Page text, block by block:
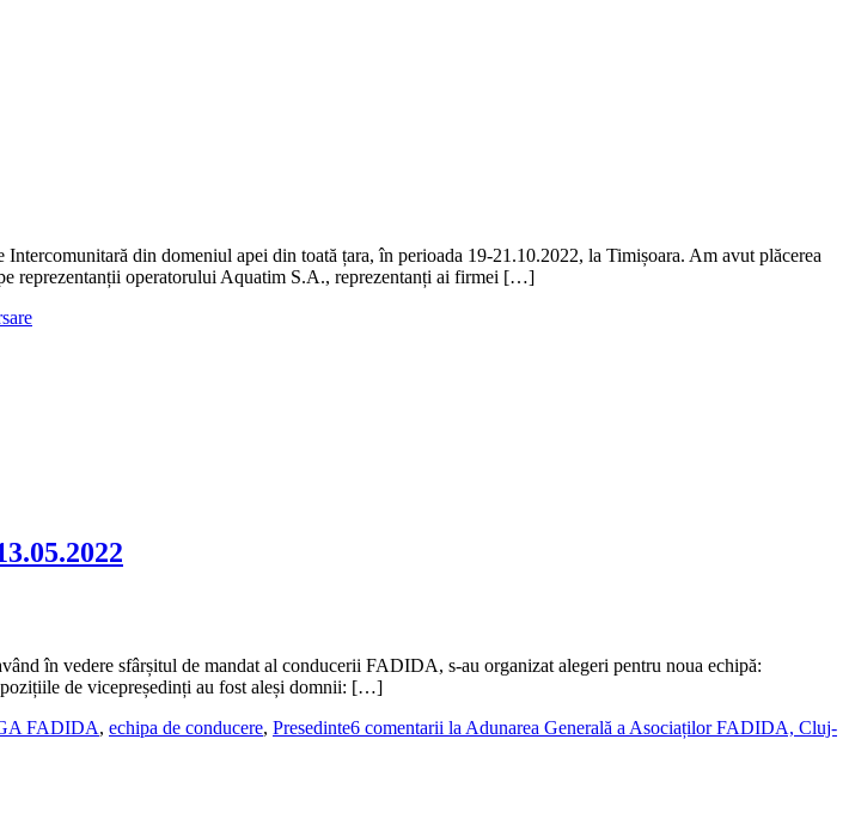
din domeniul apei din toată țara, în perioada 19-21.10.2022, la Timișoara. Am avut plăcerea
reprezentanții operatorului Aquatim S.A., reprezentanți ai firmei […]
în vedere sfârșitul de mandat al conducerii FADIDA, s-au organizat alegeri pentru noua echipă:
pozițiile de vicepreședinți au fost aleși domnii: […]
FADIDA, echipa de conducere, Presedinte6 comentarii la Adunarea Generală a Asociaților FADIDA, Cluj-